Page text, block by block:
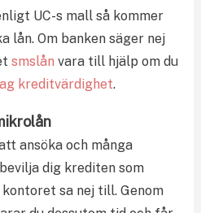
UC-s mall så kommer
lån. Om banken säger nej
smslån vara till hjälp om du
kreditvärdighet.
ansöka och många
dig krediten som
sa nej till. Genom